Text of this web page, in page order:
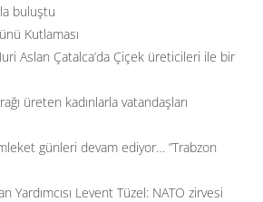
buluştu
Kutlaması
Aslan Çatalca’da Çiçek üreticileri ile bir
üreten kadınlarla vatandaşları
günleri devam ediyor… ”Trabzon
Yardımcısı Levent Tüzel: NATO zirvesi